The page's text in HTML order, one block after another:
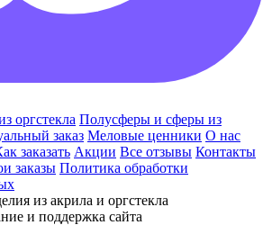
оргстекла Полусферы и сферы из
заказ Меловые ценники О нас
заказать Акции Все отзывы Контакты
заказы Политика обработки
из акрила и оргстекла
и поддержка сайта